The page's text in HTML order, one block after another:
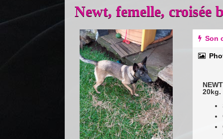
Newt, femelle, croisée
Previous Next Son
20kg.